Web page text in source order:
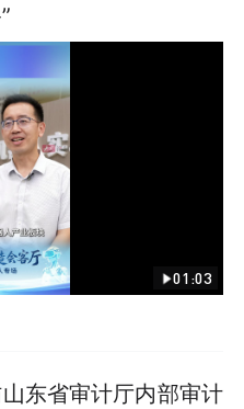
01:03
东省审计厅内部审计